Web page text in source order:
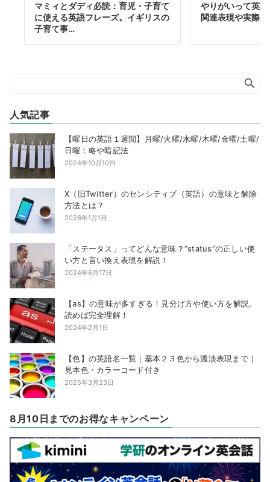
マミィとダディ必読：育児・子育て
に使える英語フレーズ。イギリスの
子育て事…
やりがいって英
関連表現や実際
人気記事
【曜日の英語１週間】月曜/火曜/水曜/木曜/金曜/土曜/
日曜：略や暗記法
2024年10月10日
X（旧Twitter）のセンシティブ（英語）の意味と解除
方法とは？
2026年1月1日
「ステータス」ってどんな意味？”status”の正しい使
い方と言い換え表現を解説！
2024年6月17日
【as】の意味が多すぎる！見分け方や使い方を解説。
読めば完全理解！
2024年2月1日
【色】の英語名一覧｜基本２３色から濃淡表現まで｜
見本色・カラーコード付き
2025年3月23日
8月10日までのお得なキャンペーン